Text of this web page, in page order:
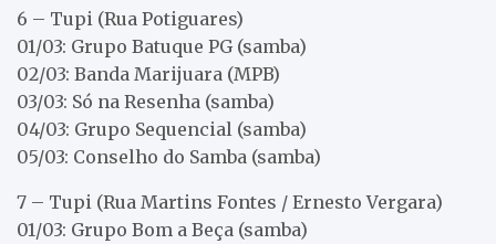
6 – Tupi (Rua Potiguares)
01/03: Grupo Batuque PG (samba)
02/03: Banda Marijuara (MPB)
03/03: Só na Resenha (samba)
04/03: Grupo Sequencial (samba)
05/03: Conselho do Samba (samba)
7 – Tupi (Rua Martins Fontes / Ernesto Vergara)
01/03: Grupo Bom a Beça (samba)